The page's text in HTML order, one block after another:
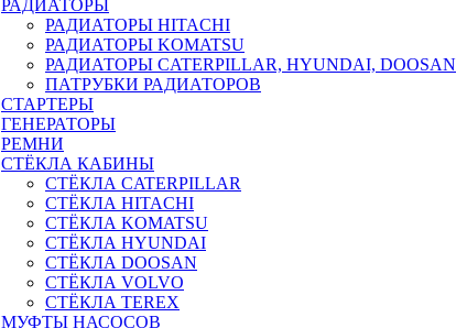
РАДИАТОРЫ
РАДИАТОРЫ HITACHI
РАДИАТОРЫ KOMATSU
РАДИАТОРЫ CATERPILLAR, HYUNDAI, DOOSAN
ПАТРУБКИ РАДИАТОРОВ
СТАРТЕРЫ
ГЕНЕРАТОРЫ
РЕМНИ
СТЁКЛА КАБИНЫ
СТЁКЛА CATERPILLAR
СТЁКЛА HITACHI
СТЁКЛА KOMATSU
СТЁКЛА HYUNDAI
СТЁКЛА DOOSAN
СТЁКЛА VOLVO
СТЁКЛА TEREX
МУФТЫ НАСОСОВ